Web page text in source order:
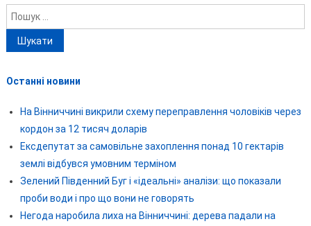
Пошук:
Останні новини
На Вінниччині викрили схему переправлення чоловіків через
кордон за 12 тисяч доларів
Ексдепутат за самовільне захоплення понад 10 гектарів
землі відбувся умовним терміном
Зелений Південний Буг і «ідеальні» аналізи: що показали
проби води і про що вони не говорять
Негода наробила лиха на Вінниччині: дерева падали на